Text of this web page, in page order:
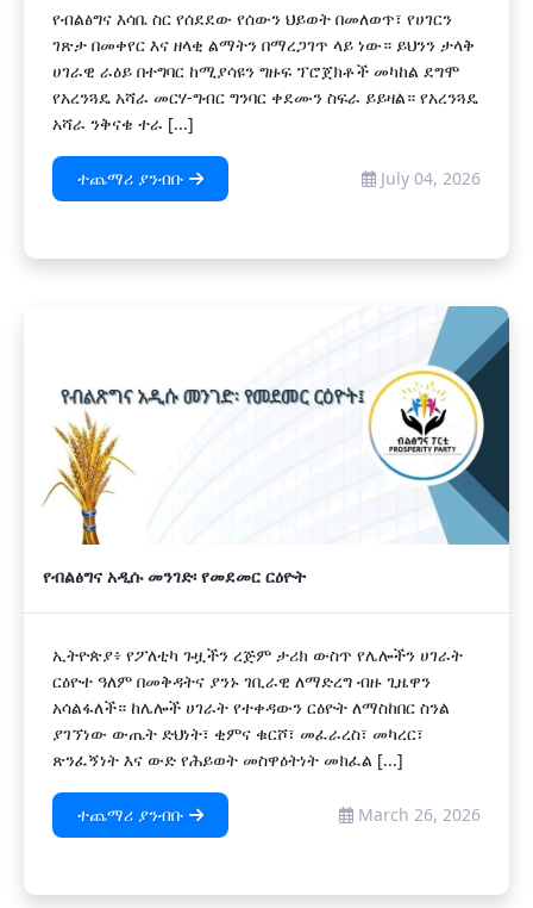
የብልፅግና እሳቤ ስር የሰደደው የሰውን ህይወት በመለወጥ፣ የሀገርን
ገጽታ በመቀየር እና ዘላቂ ልማትን በማረጋገጥ ላይ ነው። ይህንን ታላቅ
ሀገራዊ ራዕይ በተግባር ከሚያሳዩን ግዙፍ ፕሮጀክቶች መካከል ደግሞ
የአረንጓዴ አሻራ መርሃ-ግብር ግንባር ቀደሙን ስፍራ ይይዛል። የአረንጓዴ
አሻራ ንቅናቄ ተራ [...]
ተጨማሪ ያንብቡ July 04, 2026
የብልፅግና አዲሱ መንገድ፡ የመደመር ርዕዮት
ኢትዮጵያ፥ የፖለቲካ ጉዟችን ረጅም ታሪክ ውስጥ የሌሎችን ሀገራት
ርዕዮተ ዓለም በመቅዳትና ያንኑ ገቢራዊ ለማድረግ ብዙ ጊዜዋን
አሳልፋለች። ከሌሎች ሀገራት የተቀዳውን ርዕዮት ለማስከበር ስንል
ያገኘነው ውጤት ድህነት፣ ቂምና ቁርሾ፣ መፈራረስ፣ መካረር፣
ጽንፈኝነት እና ውድ የሕይወት መስዋዕትነት መክፈል [...]
ተጨማሪ ያንብቡ March 26, 2026